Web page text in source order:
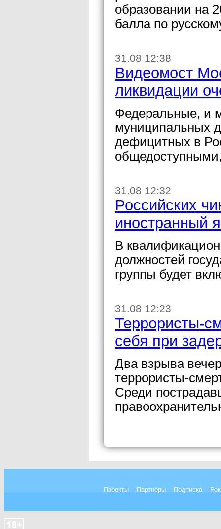
образовании на
балла по
31.08 12:38
Видеомост
ликвидации
Федеральные, и
муниципальных
дефицитных в
общедоступными,
31.08 12:32
Российских
иностранный
В
должностей
группы будет
31.08 12:23
Террористы-
себя при
Два взрыва
террористы-
Среди
Проекты Партнеры Подписка